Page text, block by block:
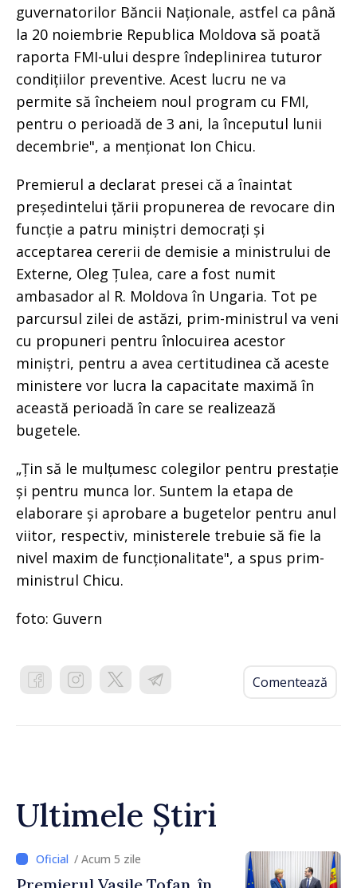
guvernatorilor Băncii Naționale, astfel ca până
la 20 noiembrie Republica Moldova să poată
raporta FMI-ului despre îndeplinirea tuturor
condițiilor preventive. Acest lucru ne va
permite să încheiem noul program cu FMI,
pentru o perioadă de 3 ani, la începutul lunii
decembrie", a menționat Ion Chicu.
Premierul a declarat presei că a înaintat
președintelui țării propunerea de revocare din
funcție a patru miniștri democrați și
acceptarea cererii de demisie a ministrului de
Externe, Oleg Țulea, care a fost numit
ambasador al R. Moldova în Ungaria. Tot pe
parcursul zilei de astăzi, prim-ministrul va veni
cu propuneri pentru înlocuirea acestor
miniștri, pentru a avea certitudinea că aceste
ministere vor lucra la capacitate maximă în
această perioadă în care se realizează
bugetele.
„Țin să le mulțumesc colegilor pentru prestație
și pentru munca lor. Suntem la etapa de
elaborare și aprobare a bugetelor pentru anul
viitor, respectiv, ministerele trebuie să fie la
nivel maxim de funcționalitate", a spus prim-
ministrul Chicu.
foto: Guvern
Comentează
Ultimele Știri
/ Acum 5 zile